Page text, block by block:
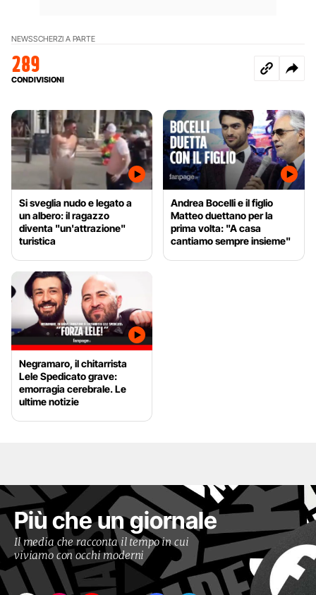
NEWSSCHERZI A PARTE
289
CONDIVISIONI
Si sveglia nudo e legato a
un albero: il ragazzo
diventa "un'attrazione"
turistica
Andrea Bocelli e il figlio
Matteo duettano per la
prima volta: "A casa
cantiamo sempre insieme"
Negramaro, il chitarrista
Lele Spedicato grave:
emorragia cerebrale. Le
ultime notizie
Più che un giornale
Il media che racconta il tempo in cui
viviamo con occhi moderni